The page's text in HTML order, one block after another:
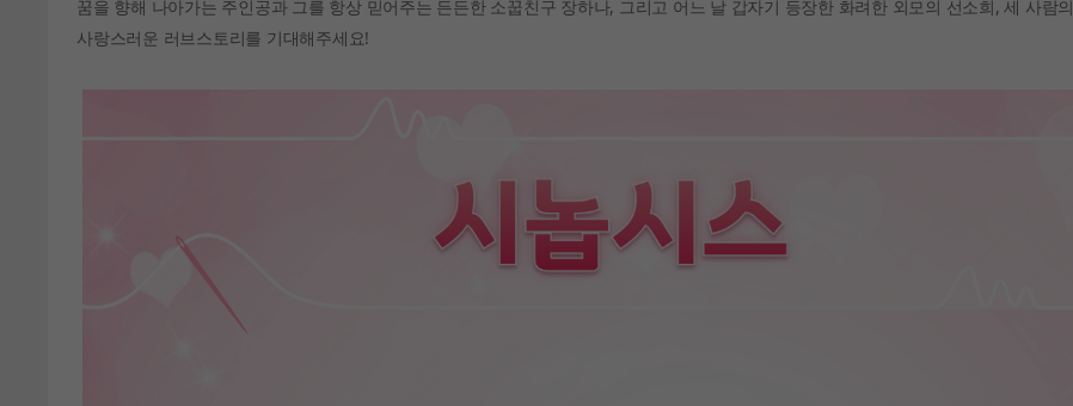
꿈을 향해 나아가는 주인공과 그를 항상 믿어주는 든든한 소꿉친구 장하나, 그리고 어느 날 갑자기 등장한 화려한 외모의 선소희, 세 사람의
사랑스러운 러브스토리를 기대해주세요!